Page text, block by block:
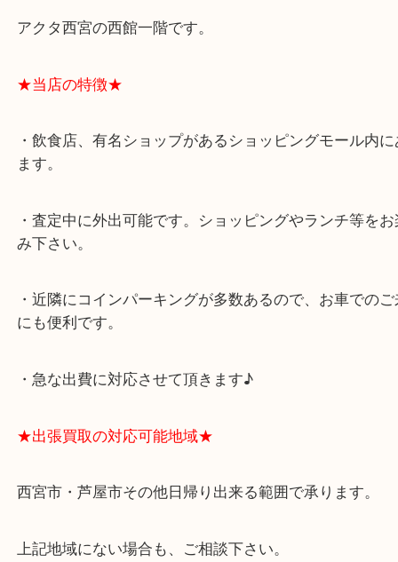
よくあるご質問はこちら↓
★最寄り駅★
西宮北口駅